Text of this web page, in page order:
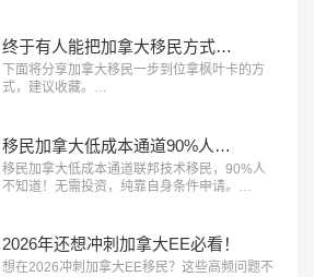
打分制，移民局定期邀请高分申请人递交PR申
请，医疗、技工、法语人才成了优先邀请对
象。…
终于有人能把加拿大移民方式说清楚了
下面将分享加拿大移民​一步到位拿枫叶卡的方
式，建议收藏。…
移民加拿大低成本通道90%人不知道！
移民加拿大低成本通道联邦技术移民，90%人
不知道！无需投资，纯靠自身条件申请。…
2026年还想冲刺加拿大EE必看！
想在2026冲刺加拿大EE移民​？这些高频问题不